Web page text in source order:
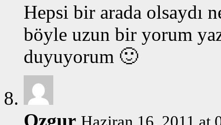
Hepsi bir arada olsaydı
böyle uzun bir yorum
duyuyorum 🙂
Ozgur